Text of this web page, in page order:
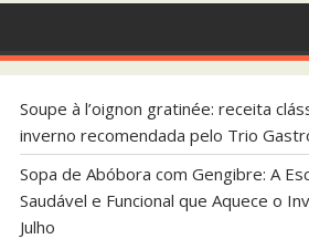
Soupe à l’oignon gratinée: receita
inverno recomendada pelo Trio
Sopa de Abóbora com Gengibre: A
Saudável e Funcional que Aquece o
Julho